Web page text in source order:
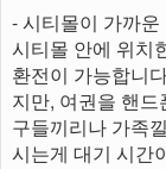
- 시티몰이 가까
시티몰 안에 위치
환전이 가능합니
지만, 여권을 핸
구들끼리나 가족
시는게 대기 시간